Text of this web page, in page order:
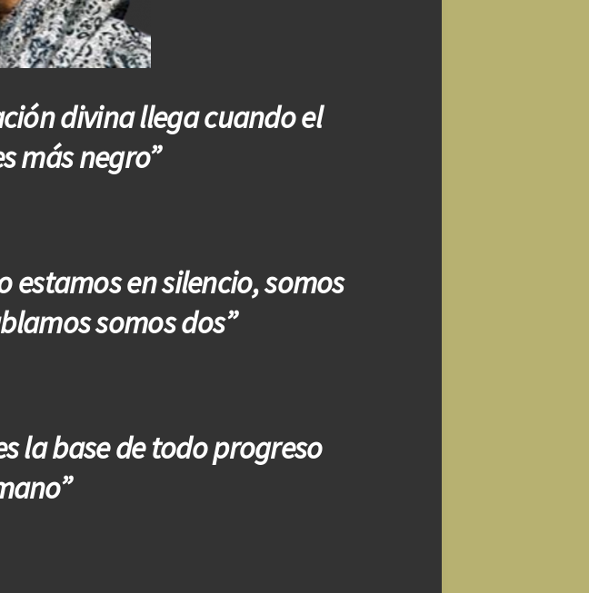
divina llega cuando el
más negro”
estamos en silencio, somos
somos dos”
la base de todo progreso